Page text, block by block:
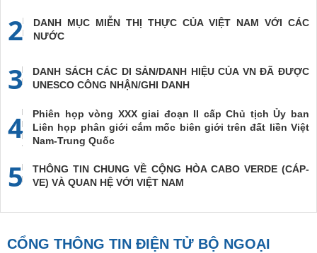
2
DANH MỤC MIỄN THỊ THỰC CỦA VIỆT NAM VỚI CÁC
NƯỚC
3
DANH SÁCH CÁC DI SẢN/DANH HIỆU CỦA VN ĐÃ ĐƯỢC
UNESCO CÔNG NHẬN/GHI DANH
4
Phiên họp vòng XXX giai đoạn II cấp Chủ tịch Ủy ban
Liên họp phân giới cắm mốc biên giới trên đất liền Việt
Nam-Trung Quốc
5
THÔNG TIN CHUNG VỀ CỘNG HÒA CABO VERDE (CÁP-
VE) VÀ QUAN HỆ VỚI VIỆT NAM
CỔNG THÔNG TIN ĐIỆN TỬ BỘ NGOẠI